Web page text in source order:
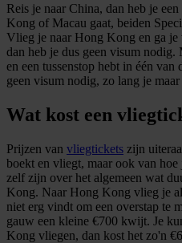
Reis je naar China, dan heb je
Kong of Macau gaat, beiden
Vlieg je naar Hong Kong en ga je
dan heb je dus geen visum
en een tussenstop hebt in één van
geen visum nodig, zo lang je
Wat kost een
Prijzen van vliegtickets zijn
boekt en vliegt, maar ook van
zelf zijn over het algemeen wat
Kong. Naar Hong Kong vlieg je
niet erg vindt om een overstap te
gauw een kleine €700 kwijt. Je
Kong vliegen, dan kost het zo'n